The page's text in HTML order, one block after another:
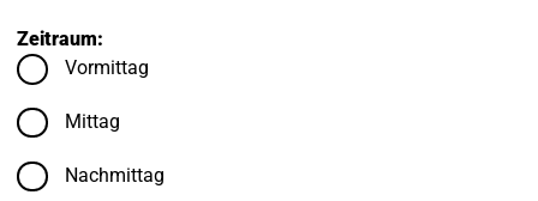
Zeitraum:
Vormittag
Mittag
Nachmittag